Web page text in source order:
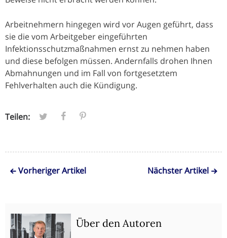
Arbeitnehmern hingegen wird vor Augen geführt, dass
sie die vom Arbeitgeber eingeführten
Infektionsschutzmaßnahmen ernst zu nehmen haben
und diese befolgen müssen. Andernfalls drohen Ihnen
Abmahnungen und im Fall von fortgesetztem
Fehlverhalten auch die Kündigung.
Teilen:
Vorheriger Artikel Nächster Artikel
Über den Autoren